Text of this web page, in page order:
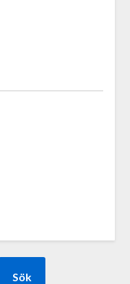
Sök